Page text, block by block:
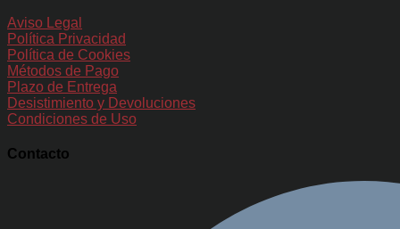
Aviso Legal
Política Privacidad
Política de Cookies
Métodos de Pago
Plazo de Entrega
Desistimiento y Devoluciones
Condiciones de Uso
Contacto